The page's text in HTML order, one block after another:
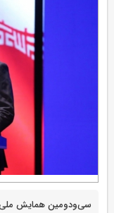
سی‌ودومین همایش ملی